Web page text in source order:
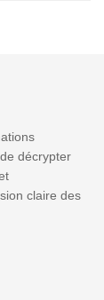
décrypter
claire des